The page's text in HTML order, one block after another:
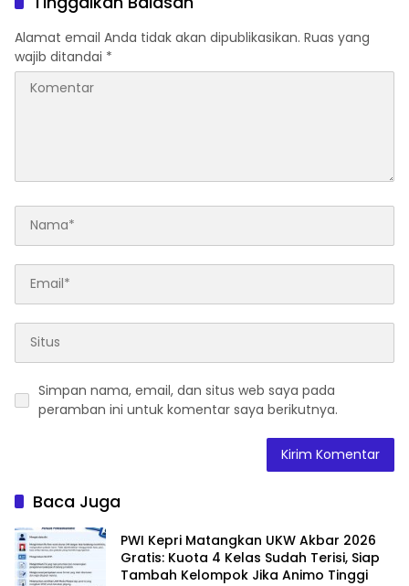
Alamat email Anda tidak akan dipublikasikan. Ruas yang
wajib ditandai *
Simpan nama, email, dan situs web saya pada
peramban ini untuk komentar saya berikutnya.
Baca Juga
PWI Kepri Matangkan UKW Akbar 2026
Gratis: Kuota 4 Kelas Sudah Terisi, Siap
Tambah Kelompok Jika Animo Tinggi